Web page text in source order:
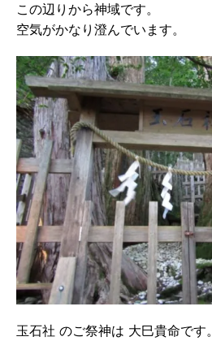
この辺りから神域です。
空気がかなり澄んでいます。
玉石社 のご祭神は 大巳貴命です。